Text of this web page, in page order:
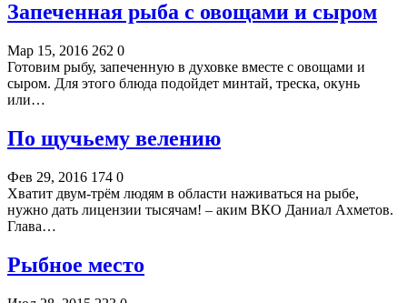
Запеченная рыба с овощами и сыром
Мар 15, 2016 262 0
Готовим рыбу, запеченную в духовке вместе с овощами и
сыром. Для этого блюда подойдет минтай, треска, окунь
или…
По щучьему велению
Фев 29, 2016 174 0
Хватит двум-трём людям в области наживаться на рыбе,
нужно дать лицензии тысячам! – аким ВКО Даниал Ахметов.
Глава…
Рыбное место